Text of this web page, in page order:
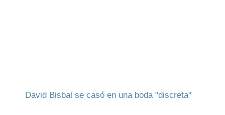
David Bisbal se casó en una boda "discreta"